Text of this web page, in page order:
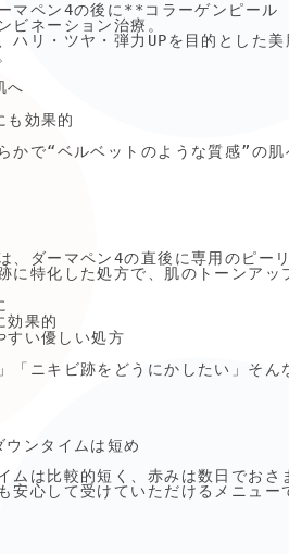
マペン4の後に**コラーゲンピー
ビネーション治療。
ハリ・ツヤ・弾力UPを目的とした
へ
も効果的
かで“ベルベットのような質感”の
、ダーマペン4の直後に専用のピー
に特化した処方で、肌のトーンアッ
効果的
すい優しい処方
「ニキビ跡をどうにかしたい」そ
ンタイムは短め
ムは比較的短く、赤みは数日でおさ
安心して受けていただけるメニュー